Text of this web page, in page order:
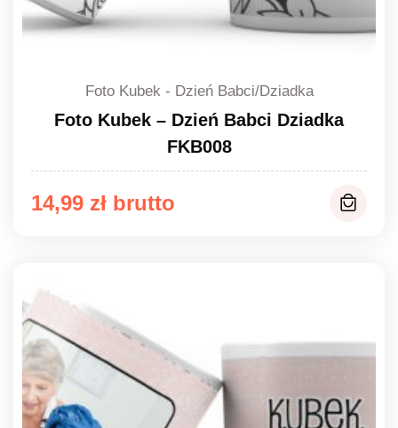
Foto Kubek - Dzień Babci/Dziadka
Foto Kubek – Dzień Babci Dziadka
FKB008
14,99 zł